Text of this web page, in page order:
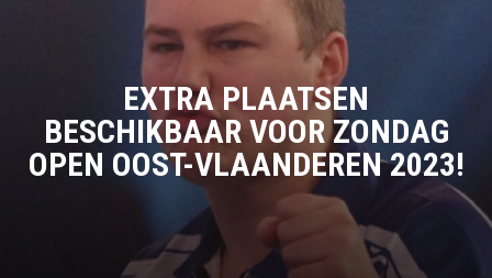
EXTRA PLAATSEN
BESCHIKBAAR VOOR ZONDAG
OPEN OOST-VLAANDEREN 2023!